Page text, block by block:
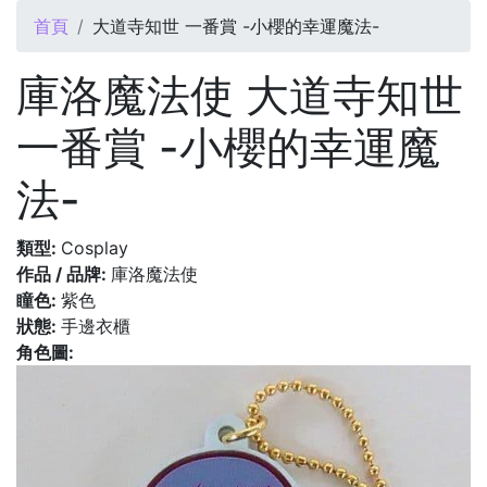
您在這裡
首頁 大道寺知世 一番賞 -小櫻的幸運魔法-
庫洛魔法使 大道寺知世
一番賞 -小櫻的幸運魔
法-
類型: Cosplay
作品 / 品牌: 庫洛魔法使
瞳色: 紫色
狀態: 手邊衣櫃
角色圖: